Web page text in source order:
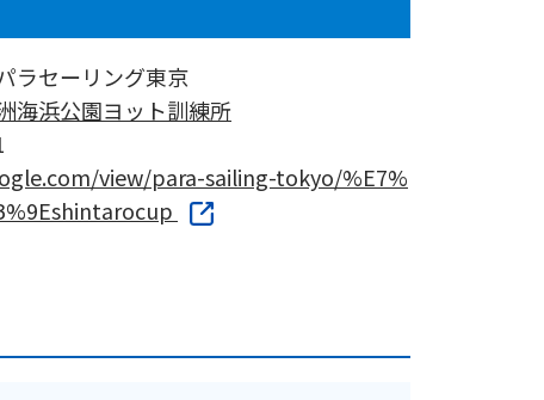
ラセーリング東京
海浜公園ヨット訓練所
view/para-sailing-tokyo/%E7%